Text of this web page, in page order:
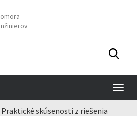
Praktické skúsenosti z riešenia